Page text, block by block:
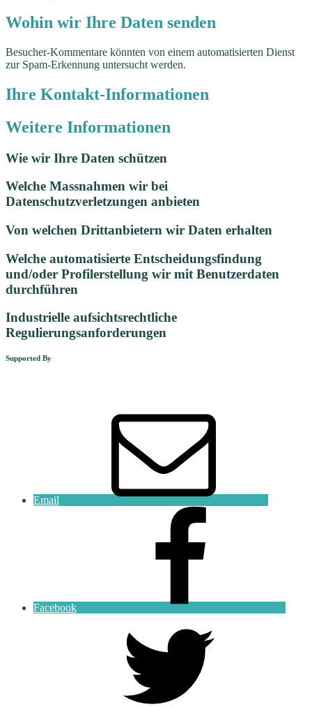
Wohin wir Ihre Daten senden
Besucher-Kommentare könnten von einem automatisierten Dienst
zur Spam-Erkennung untersucht werden.
Ihre Kontakt-Informationen
Weitere Informationen
Wie wir Ihre Daten schützen
Welche Massnahmen wir bei
Datenschutzverletzungen anbieten
Von welchen Drittanbietern wir Daten erhalten
Welche automatisierte Entscheidungsfindung
und/oder Profilerstellung wir mit Benutzerdaten
durchführen
Industrielle aufsichtsrechtliche
Regulierungsanforderungen
Supported By
Email
Facebook